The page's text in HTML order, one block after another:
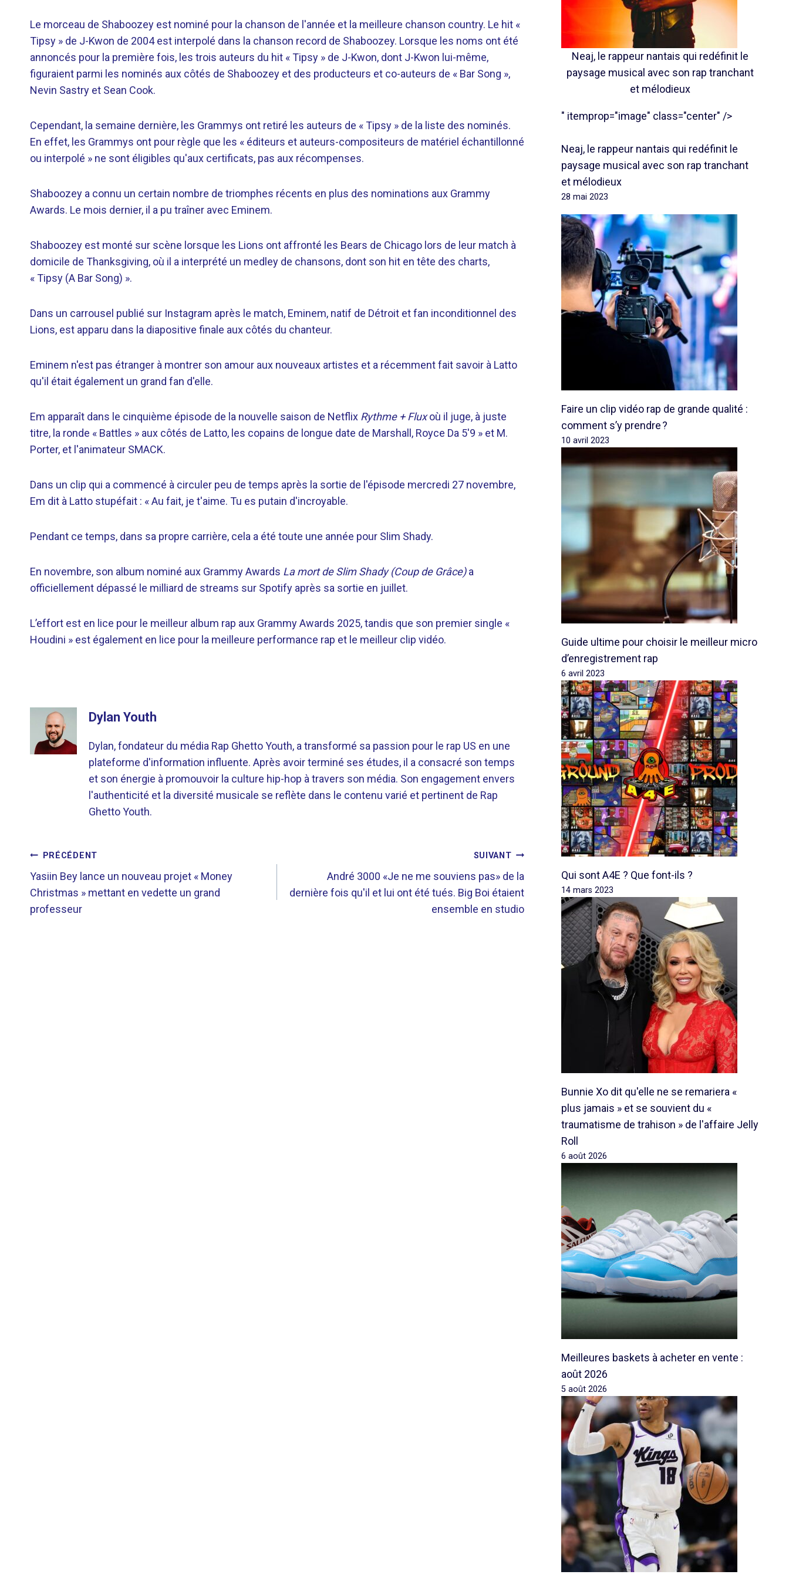
Le morceau de Shaboozey est nominé pour la chanson de l'année et la meilleure chanson country. Le hit «
Tipsy » de J-Kwon de 2004 est interpolé dans la chanson record de Shaboozey. Lorsque les noms ont été
annoncés pour la première fois, les trois auteurs du hit « Tipsy » de J-Kwon, dont J-Kwon lui-même,
figuraient parmi les nominés aux côtés de Shaboozey et des producteurs et co-auteurs de « Bar Song »,
Nevin Sastry et Sean Cook.
Cependant, la semaine dernière, les Grammys ont retiré les auteurs de « Tipsy » de la liste des nominés.
En effet, les Grammys ont pour règle que les « éditeurs et auteurs-compositeurs de matériel échantillonné
ou interpolé » ne sont éligibles qu'aux certificats, pas aux récompenses.
Shaboozey a connu un certain nombre de triomphes récents en plus des nominations aux Grammy
Awards. Le mois dernier, il a pu traîner avec Eminem.
Shaboozey est monté sur scène lorsque les Lions ont affronté les Bears de Chicago lors de leur match à
domicile de Thanksgiving, où il a interprété un medley de chansons, dont son hit en tête des charts,
« Tipsy (A Bar Song) ».
Dans un carrousel publié sur Instagram après le match, Eminem, natif de Détroit et fan inconditionnel des
Lions, est apparu dans la diapositive finale aux côtés du chanteur.
Eminem n'est pas étranger à montrer son amour aux nouveaux artistes et a récemment fait savoir à Latto
qu'il était également un grand fan d'elle.
Em apparaît dans le cinquième épisode de la nouvelle saison de Netflix Rythme + Fluxoù il juge, à juste
titre, la ronde « Battles » aux côtés de Latto, les copains de longue date de Marshall, Royce Da 5'9 » et M.
Porter, et l'animateur SMACK.
Dans un clip qui a commencé à circuler peu de temps après la sortie de l'épisode mercredi 27 novembre,
Em dit à Latto stupéfait : « Au fait, je t'aime. Tu es putain d'incroyable.
Pendant ce temps, dans sa propre carrière, cela a été toute une année pour Slim Shady.
En novembre, son album nominé aux Grammy Awards La mort de Slim Shady (Coup de Grâce)a
officiellement dépassé le milliard de streams sur Spotify après sa sortie en juillet.
L’effort est en lice pour le meilleur album rap aux Grammy Awards 2025, tandis que son premier single «
Houdini » est également en lice pour la meilleure performance rap et le meilleur clip vidéo.
Dylan Youth
Dylan, fondateur du média Rap Ghetto Youth, a transformé sa passion pour le rap US en une
plateforme d'information influente. Après avoir terminé ses études, il a consacré son temps
et son énergie à promouvoir la culture hip-hop à travers son média. Son engagement envers
l'authenticité et la diversité musicale se reflète dans le contenu varié et pertinent de Rap
Ghetto Youth.
NAVIGATION
DE
L’ARTICLE
PRÉCÉDENT
Yasiin Bey lance un nouveau projet « Money
Christmas » mettant en vedette un grand
professeur
SUIVANT
André 3000 «Je ne me souviens pas» de la
dernière fois qu'il et lui ont été tués. Big Boi étaient
ensemble en studio
Neaj, le rappeur nantais qui redéfinit le
paysage musical avec son rap tranchant
et mélodieux
" itemprop="image" class="center" />
Neaj, le rappeur nantais qui redéfinit le
paysage musical avec son rap tranchant
et mélodieux
28 mai 2023
Faire un clip vidéo rap de grande qualité :
comment s’y prendre ?
10 avril 2023
Guide ultime pour choisir le meilleur micro
d’enregistrement rap
6 avril 2023
Qui sont A4E ? Que font-ils ?
14 mars 2023
Bunnie Xo dit qu'elle ne se remariera «
plus jamais » et se souvient du «
traumatisme de trahison » de l'affaire Jelly
Roll
6 août 2026
Meilleures baskets à acheter en vente :
août 2026
5 août 2026